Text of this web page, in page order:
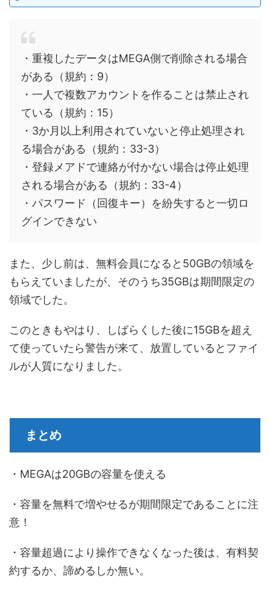
・重複したデータはMEGA側で削除される場合
がある（規約：9）
・一人で複数アカウントを作ることは禁止され
ている（規約：15）
・3か月以上利用されていないと停止処理され
る場合がある（規約：33-3）
・登録メアドで連絡が付かない場合は停止処理
される場合がある（規約：33-4）
・パスワード（回復キー）を紛失すると一切ロ
グインできない
また、少し前は、無料会員になると50GBの領域を
もらえていましたが、そのうち35GBは期間限定の
領域でした。
このときもやはり、しばらくした後に15GBを超え
て使っていたら警告が来て、放置しているとファイ
ルが人質になりました。
まとめ
・MEGAは20GBの容量を使える
・容量を無料で増やせるが期間限定であることに注
意！
・容量超過により操作できなくなった後は、有料契
約するか、諦めるしか無い。